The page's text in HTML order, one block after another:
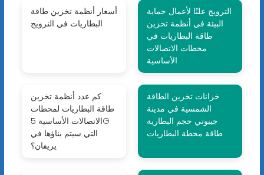
أسعار أنظمة تخزين طاقة
البطاريات في النرويج
الترويج علنًا لأعمال حماية
البيئة في أنظمة تخزين
طاقة البطاريات في
محطات الاتصالات
الأساسية
كم عدد أنظمة تخزين
طاقة البطاريات لمحطات
الاتصالات الأساسية 5G
التي سيتم بناؤها في
يريفان؟
خزانات تخزين الطاقة
الشمسية في مدينة
جيبوتي حجم البطارية
طاقة محطة البطاريات